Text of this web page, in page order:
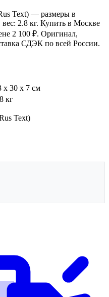
Text) — размеры в
2.8 кг. Купить в Москве
2 100 ₽. Оригинал,
СДЭК по всей России.
x 30 x 7 см
кг
Text)